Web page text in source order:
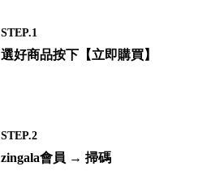
STEP.1
選好商品按下【立即購買】
STEP.2
zingala會員 → 掃碼